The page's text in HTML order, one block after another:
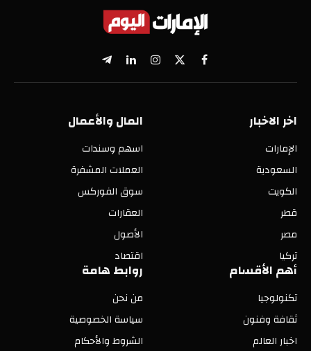
فيسبوك
X
(Twitter)
الانستغراملينكدإنتيلقرام
اخر الاخبار
الإمارات
السعودية
الكويت
قطر
مصر
تركيا
المال والأعمال
اسهم وسندات
العملات المشفرة
سوق الفوركس
العقارات
الأصول
اقتصاد
أهم الأقسام
تكنولوجيا
ثقافة وفنون
اخبار العالم
روابط هامة
من نحن
سياسة الخصوصية
الشروط والأحكام